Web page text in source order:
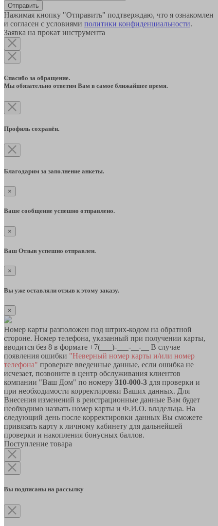
Отправить
Нажимая кнопку "Отправить" подтверждаю, что я ознакомлен
и согласен с условиями политики конфиденциальности.
Заявка на прокат инструмента
Спасибо за обращение.
Мы обязательно ответим Вам в самое ближайшее время.
Профиль сохранён.
Благодарим за заполнение анкеты.
×
Ваше сообщение успешно отправлено.
×
Ваш Отзыв успешно отправлен.
×
Вы уже оставляли отзыв к этому заказу.
×
Номер карты разположен под штрих-кодом на обратной
стороне. Номер телефона, указанный при получении карты,
вводится без 8 в формате +7(___)-___-__-__ В случае
появления ошибки "Неверный номер карты и/или номер
телефона" проверьте введенные данные, если ошибка не
исчезает, позвоните в центр обслуживания клиентов
компании "Ваш Дом" по номеру 310-000-3 для проверки и
при необходимости корректировки Ваших данных. Для
Внесения изменений в реистрационные данные Вам будет
необходимо назвать номер карты и Ф.И.О. владельца. На
следующий день после корректировки данных Вы сможете
привязать карту к личному кабинету для дальнейшей
проверки и накопления бонусных баллов.
Поступление товара
Вы подписаны на рассылку